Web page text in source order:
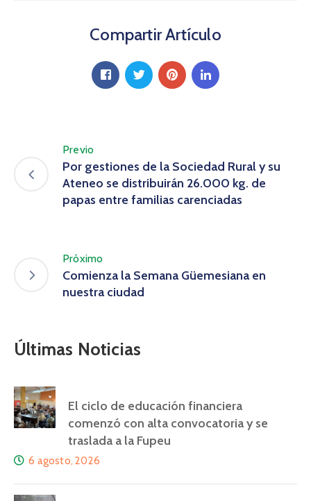
Compartir Artículo
Previo
Por gestiones de la Sociedad Rural y su
Ateneo se distribuirán 26.000 kg. de
papas entre familias carenciadas
Próximo
Comienza la Semana Güemesiana en
nuestra ciudad
Últimas Noticias
El ciclo de educación financiera
comenzó con alta convocatoria y se
traslada a la Fupeu
6 agosto, 2026